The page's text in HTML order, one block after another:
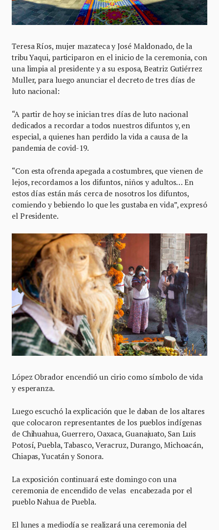
Teresa Ríos, mujer mazateca y José Maldonado, de la
tribu Yaqui, participaron en el inicio de la ceremonia, con
una limpia al presidente y a su esposa, Beatriz Gutiérrez
Muller, para luego anunciar el decreto de tres días de
luto nacional:
“A partir de hoy se inician tres días de luto nacional
dedicados a recordar a todos nuestros difuntos y, en
especial, a quienes han perdido la vida a causa de la
pandemia de covid-19.
“Con esta ofrenda apegada a costumbres, que vienen de
lejos, recordamos a los difuntos, niños y adultos… En
estos días están más cerca de nosotros los difuntos,
comiendo y bebiendo lo que les gustaba en vida”, expresó
el Presidente.
López Obrador encendió un cirio como símbolo de vida
y esperanza.
Luego escuchó la explicación que le daban de los altares
que colocaron representantes de los pueblos indígenas
de Chihuahua, Guerrero, Oaxaca, Guanajuato, San Luis
Potosí, Puebla, Tabasco, Veracruz, Durango, Michoacán,
Chiapas, Yucatán y Sonora.
La exposición continuará este domingo con una
ceremonia de encendido de velas encabezada por el
pueblo Nahua de Puebla.
El lunes a mediodía se realizará una ceremonia del